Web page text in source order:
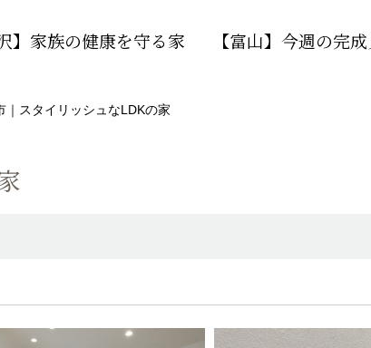
】家族の健康を守る家 【富山】今週の完
｜スタイリッシュなLDKの家